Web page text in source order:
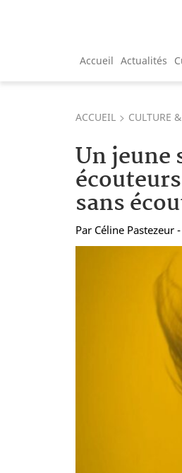
Accueil Actualités
ACCUEIL CULTURE
Un jeune
sans
Par Céline Pastezeur